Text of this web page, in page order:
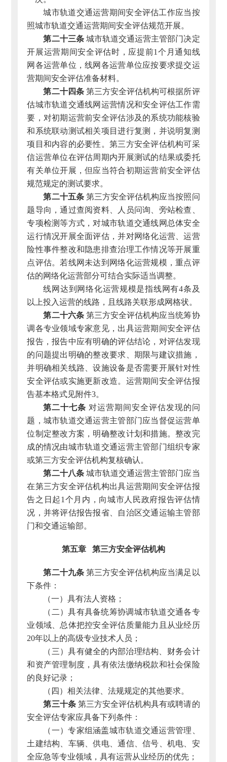
城市轨道交通运营期间安全评估工作应当按
照城市轨道交通运营期间安全评估规范开展。
第二十三条城市轨道交通运营主管部门决定
开展运营期间安全评估时，应提前1个月通知线
网各运营单位，线网各运营单位应按要求提交运
营期间安全评估准备材料。
第二十四条第三方安全评估机构可根据所评
估城市轨道交通线网运营情况和安全评估工作需
要，对初期运营前安全评估涉及的系统功能核验
和系统联动测试相关项目进行复测，并说明复测
项目和内容的必要性。第三方安全评估机构可采
信运营单位在评估周期内开展测试的结果或委托
有关单位开展，但应当符合初期运营前安全评估
规范规定的测试要求。
第二十五条第三方安全评估机构应当按照问
题导向，通过查阅资料、人员问询、旁站检查、
专项检测等方式，对城市轨道交通线网总体安全
运行情况开展全面评估，并对网络化运营、运营
险性事件整改和隐患排查治理工作情况等开展重
点评估。若线网未达到网络化运营规模，重点评
估的网络化运营部分可结合实际适当调整。
线网达到网络化运营规模是指线网有4条及
以上投入运营的线路，且线路关联形成网格状。
第二十六条第三方安全评估机构应当统筹协
调各专业领域专家意见，出具运营期间安全评估
报告，报告中应有明确的评估结论，对评估发现
的问题提出明确的整改要求、期限与建议措施，
并明确相关线路、设施设备是否需要开展针对性
安全评估或实施更新改造。运营期间安全评估报
告基本格式见附件3。
第二十七条 对运营期间安全评估发现的问
题，城市轨道交通运营主管部门应当督促运营单
位制定整改方案，明确整改计划和措施。整改完
成的情况由城市轨道交通运营主管部门组织专家
或第三方安全评估机构复核确认。
第二十八条城市轨道交通运营主管部门应当
在第三方安全评估机构出具运营期间安全评估报
告之日起1个月内，向城市人民政府报告评估情
况，并将评估报告报省、自治区交通运输主管部
门和交通运输部。
第五章 第三方安全评估机构
第二十九条第三方安全评估机构应当满足以
下条件：
（一）具有法人资格；
（二）具有具备统筹协调城市轨道交通各专
业领域、总体把控安全评估质量能力且从业经历
20年以上的高级专业技术人员；
（三）具有健全的内部治理结构、财务会计
和资产管理制度，具有依法缴纳税款和社会保险
的良好记录；
（四）相关法律、法规规定的其他要求。
第三十条第三方安全评估机构具有或聘请的
安全评估专家应具备下列条件：
（一）专家组涵盖城市轨道交通运营管理、
土建结构、车辆、供电、通信、信号、机电、安
全应急等专业领域，具有运营从业经历的优先；